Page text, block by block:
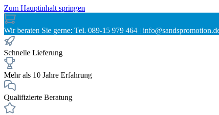
Zum Hauptinhalt springen
Wir beraten Sie gerne: Tel. 089-15 979 464 |
Schnelle Lieferung
Mehr als 10 Jahre Erfahrung
Qualifizierte Beratung